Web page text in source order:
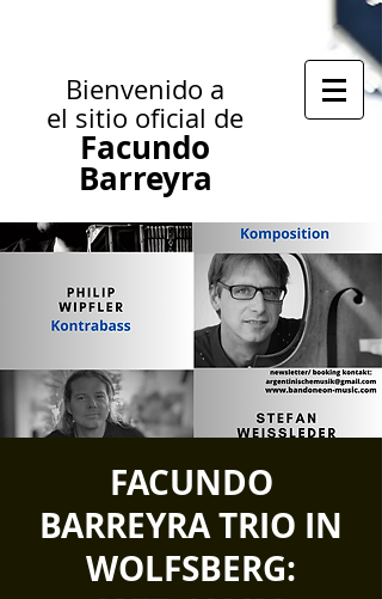
Bienvenido a
el sitio oficial de
Facundo
Barreyra
FACUNDO
BARREYRA TRIO IN
WOLFSBERG: